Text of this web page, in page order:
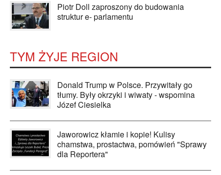
Piotr Doll zaproszony do budowania
struktur e- parlamentu
TYM ŻYJE REGION
Donald Trump w Polsce. Przywitały go
tłumy. Były okrzyki i wiwaty - wspomina
Józef Ciesielka
Jaworowicz kłamie i kopie! Kulisy
chamstwa, prostactwa, pomówień "Sprawy
dla Reportera"